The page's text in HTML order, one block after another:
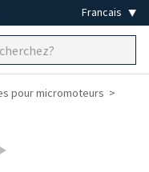
pour micromoteurs